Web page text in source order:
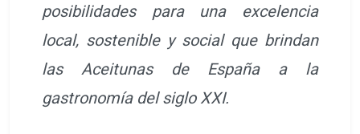
posibilidades para una excelencia
local, sostenible y social que brindan
las Aceitunas de España a la
gastronomía del siglo XXI.